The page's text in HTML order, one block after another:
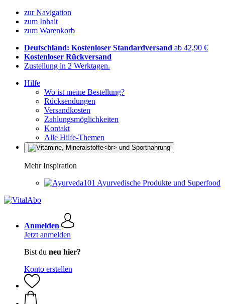
zur Navigation
zum Inhalt
zum Warenkorb
Deutschland: Kostenloser Standardversand ab 42,90 €
Kostenloser Rückversand
Zustellung in 2 Werktagen.
Hilfe
Wo ist meine Bestellung?
Rücksendungen
Versandkosten
Zahlungsmöglichkeiten
Kontakt
Alle Hilfe-Themen
Mehr Inspiration
Ayurvedische Produkte und Superfood
Anmelden
Jetzt anmelden
Bist du neu hier?
Konto erstellen